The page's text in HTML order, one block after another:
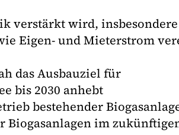
verstärkt wird, insbesondere
Eigen- und Mieterstrom
das Ausbauziel für
bis 2030 anhebt
bestehender
Biogasanlagen im